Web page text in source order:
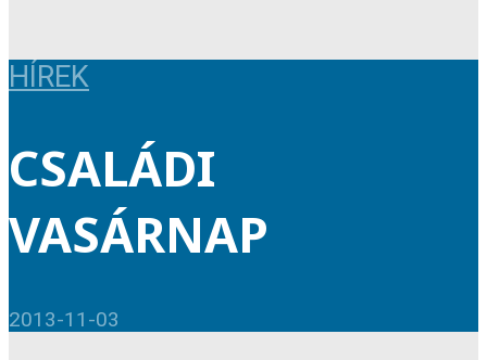
HÍREK
CSALÁDI
VASÁRNAP
2013-11-03